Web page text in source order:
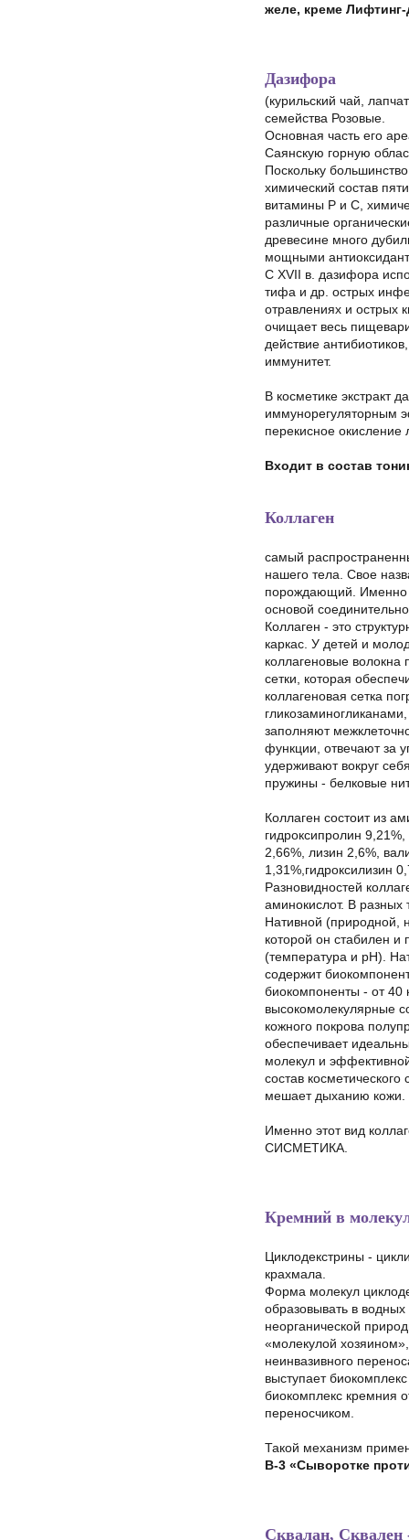
желе, креме
Дазифора
(курильский чай,
семейства Розовые.
Основная часть его
Саянскую горную
Поскольку
химический состав
витамины P и C,
различные
древесине много
мощными
С XVII в. дазифора
тифа и др. острых
отравлениях и острых
очищает весь
действие
иммунитет.
В косметике экстракт
иммунорегуляторным
перекисное
Входит в состав
Коллаген
самый
нашего тела. Свое
порождающий. Именно
основой
Коллаген - это
каркас. У детей и
коллагеновые волокна
сетки, которая
коллагеновая сетка
заполняют
функции, отвечают за
удерживают вокруг
пружины - белковые
Коллаген состоит из
гидроксипролин
2,66%, лизин 2,6%,
1,31%,гидроксилизин
Разновидностей
аминокислот. В разных
Нативной (природной,
которой он стабилен и
(температура и рН).
содержит
биокомпоненты - от 40
высокомолекулярные
кожного покрова
обеспечивает
молекул и
состав
мешает дыханию кожи.
Именно этот вид
СИСМЕТИКА.
Кремний в
Циклодекстрины -
крахмала.
Форма молекул
образовывать в
неорганической
«молекулой
неинвазивного
выступает
биокомплекс кремния
переносчиком.
Такой механизм
В-3 «Сыворотке
Сквалан, Сквален